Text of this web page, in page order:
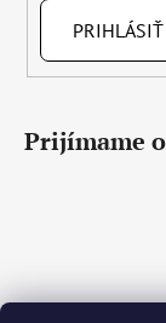
Prijímame